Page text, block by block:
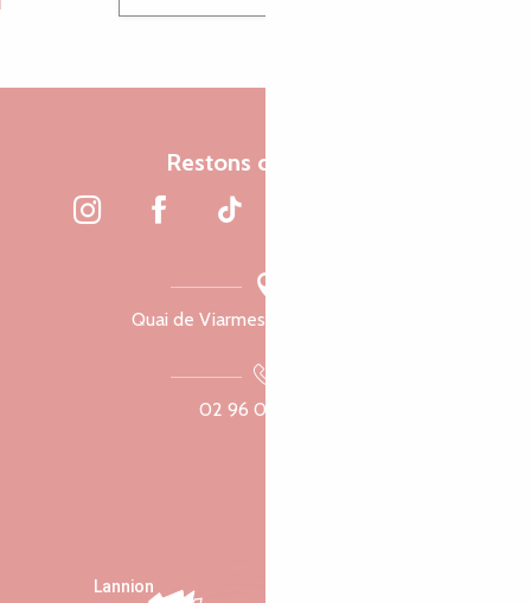
Restons connectés
Quai de Viarmes, 22300 Lannion
02 96 05 60 70
Lannion